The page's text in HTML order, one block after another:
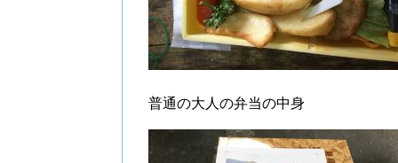
普通の大人の弁当の中身